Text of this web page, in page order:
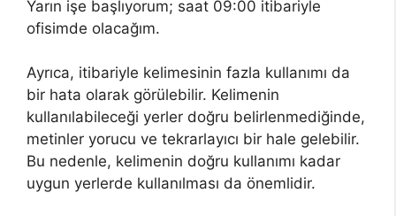
Yarın işe başlıyorum; saat 09:00 itibariyle
ofisimde olacağım.
Ayrıca, itibariyle kelimesinin fazla kullanımı da
bir hata olarak görülebilir. Kelimenin
kullanılabileceği yerler doğru belirlenmediğinde,
metinler yorucu ve tekrarlayıcı bir hale gelebilir.
Bu nedenle, kelimenin doğru kullanımı kadar
uygun yerlerde kullanılması da önemlidir.